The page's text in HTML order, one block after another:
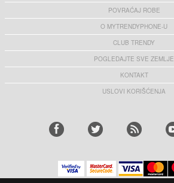
POVRAĆAJ ROBE
O MYTRENDYPHONE-U
CLUB TRENDY
POGLEDAJTE SVE ZEMLJE
KONTAKT
USLOVI KORIŠĆENJA